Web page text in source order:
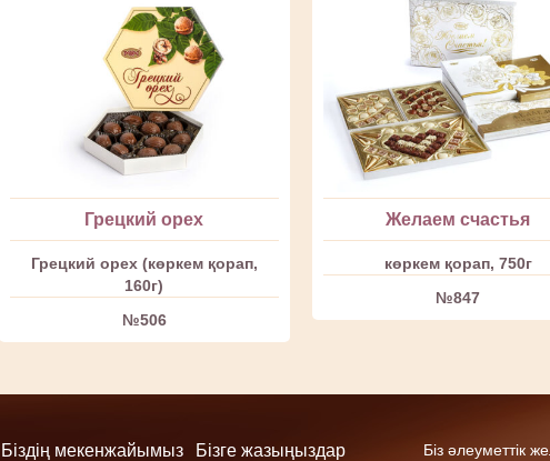
Грецкий орех
Грецкий орех (көркем қорап,
160г)
№506
Желаем счастья
көркем қорап, 750г
№847
Біздің мекенжайымыз
Бізге жазыңыздар
Біз әлеуметтік